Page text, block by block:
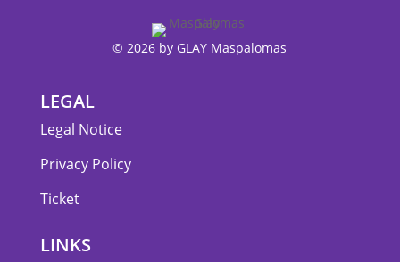
© 2026 by GLAY Maspalomas
LEGAL
Legal Notice
Privacy Policy
Ticket
LINKS